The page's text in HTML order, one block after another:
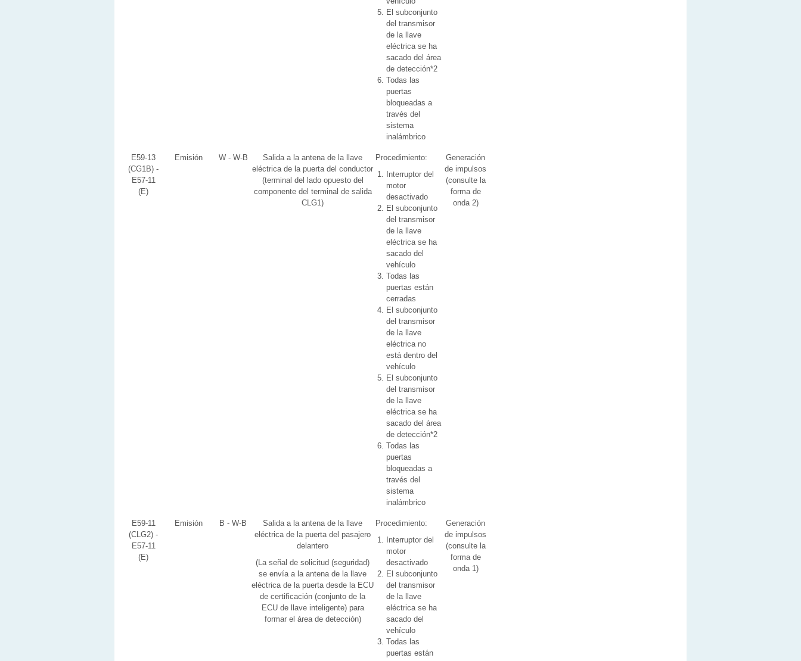
El subconjunto
del transmisor
de la llave
eléctrica se ha
sacado del área
de detección*2
Todas las
puertas
bloqueadas a
través del
sistema
inalámbrico
E59-13
(CG1B) -
E57-11
(E)
Emisión W - W-B
Salida a la antena de la llave
eléctrica de la puerta del conductor
(terminal del lado opuesto del
componente del terminal de salida
CLG1)
Procedimiento:
Interruptor del
motor
desactivado
El subconjunto
del transmisor
de la llave
eléctrica se ha
sacado del
vehículo
Todas las
puertas están
cerradas
El subconjunto
del transmisor
de la llave
eléctrica no
está dentro del
vehículo
El subconjunto
del transmisor
de la llave
eléctrica se ha
sacado del área
de detección*2
Todas las
puertas
bloqueadas a
través del
sistema
inalámbrico
Generación
de impulsos
(consulte la
forma de
onda 2)
E59-11
(CLG2) -
E57-11
(E)
Emisión B - W-B
Salida a la antena de la llave
eléctrica de la puerta del pasajero
delantero
(La señal de solicitud (seguridad)
se envía a la antena de la llave
eléctrica de la puerta desde la ECU
de certificación (conjunto de la
ECU de llave inteligente) para
formar el área de detección)
Procedimiento:
Interruptor del
motor
desactivado
El subconjunto
del transmisor
de la llave
eléctrica se ha
sacado del
vehículo
Todas las
puertas están
Generación
de impulsos
(consulte la
forma de
onda 1)